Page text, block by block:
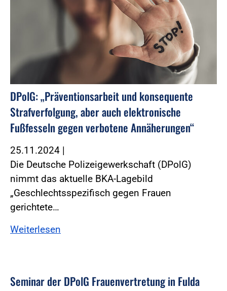
DPolG: „Präventionsarbeit und konsequente
Strafverfolgung, aber auch elektronische
Fußfesseln gegen verbotene Annäherungen“
25.11.2024 |
Die Deutsche Polizeigewerkschaft (DPolG)
nimmt das aktuelle BKA-Lagebild
„Geschlechtsspezifisch gegen Frauen
gerichtete…
Weiterlesen
Seminar der DPolG Frauenvertretung in Fulda